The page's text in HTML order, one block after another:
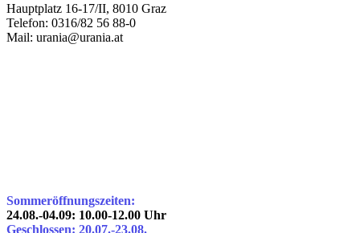
Hauptplatz 16-17/II, 8010 Graz
Telefon: 0316/82 56 88-0
Mail: urania@urania.at
Sommeröffnungszeiten:
24.08.-04.09: 10.00-12.00 Uhr
Geschlossen: 20.07.-23.08.